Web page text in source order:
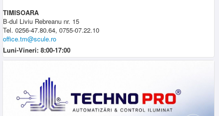
TIMISOARA
B-dul Liviu Rebreanu nr. 15
Tel. 0256-47.80.64, 0755-07.22.10
office.tm@scule.ro
Luni-Vineri: 8:00-17:00